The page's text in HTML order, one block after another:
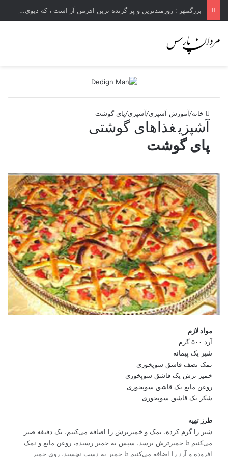
بزرگمهر : زورمندترین و پر گزنده ترین اهرمن آز است ، که دیوی است ستمکار و دیر ساز
خانه/آموزش آشپزی/آشپزی/پای گوشت
آشپزیغذاهای گوشتی
پای گوشت
مواد لازم
آرد ۵۰۰ گرم
شیر یک پیمانه
نمک نصف قاشق سوپخوری
خمیر ترش یک قاشق سوپخوری
روغن مایع یک قاشق سوپخوری
شکر یک قاشق سوپخوری
طرز تهیه
شیر را گرم کرده، نمک و خمیرترش را اضافه می‌کنیم، یک دقیقه صبر
می‌کنیم تا خمیرترش برسد. سپس به خمیر رسیده، روغن مایع و نمک
افزوده و آرد را اضافه می‌کنیم تا خمیر به دست نچسبد، روی خمیر